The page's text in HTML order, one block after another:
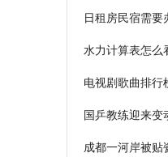
日租房民宿需
水力计算表怎么
电视剧歌曲排
国乒教练迎来
成都一河岸被